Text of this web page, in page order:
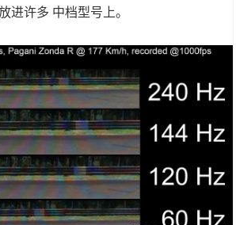
进许多 中档型号上。